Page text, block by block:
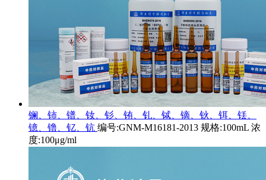
镧、铈、镨、钕、钐、铕、钆、铽、镝、钬、铒、铥、
镱、镥、钇、钪 编号:GNM-M16181-2013 规格:100mL 浓
度:100μg/ml